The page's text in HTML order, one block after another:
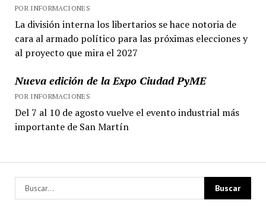
POR INFORMACIONES
La división interna los libertarios se hace notoria de
cara al armado político para las próximas elecciones y
al proyecto que mira el 2027
Nueva edición de la Expo Ciudad PyME
POR INFORMACIONES
Del 7 al 10 de agosto vuelve el evento industrial más
importante de San Martín